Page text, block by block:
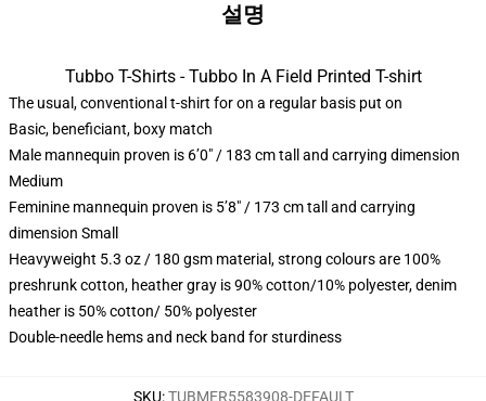
설명
Tubbo T-Shirts - Tubbo In A Field Printed T-shirt
The usual, conventional t-shirt for on a regular basis put on
Basic, beneficiant, boxy match
Male mannequin proven is 6’0″ / 183 cm tall and carrying dimension
Medium
Feminine mannequin proven is 5’8″ / 173 cm tall and carrying
dimension Small
Heavyweight 5.3 oz / 180 gsm material, strong colours are 100%
preshrunk cotton, heather gray is 90% cotton/10% polyester, denim
heather is 50% cotton/ 50% polyester
Double-needle hems and neck band for sturdiness
SKU:TUBMER5583908-DEFAULT